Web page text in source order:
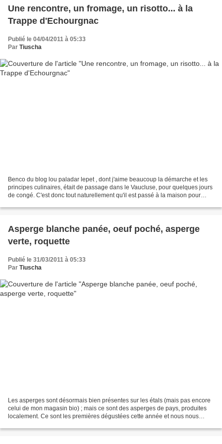
Une rencontre, un fromage, un risotto... à la
Trappe d'Echourgnac
Publié le 04/04/2011 à 05:33
Par Tiuscha
Benco du blog lou paladar lepet , dont j'aime beaucoup la démarche et les
principes culinaires, était de passage dans le Vaucluse, pour quelques jours
de congé. C'est donc tout naturellement qu'il est passé à la maison pour
Asperge blanche panée, oeuf poché, asperge
verte, roquette
Publié le 31/03/2011 à 05:33
Par Tiuscha
Les asperges sont désormais bien présentes sur les étals (mais pas encore
celui de mon magasin bio) ; mais ce sont des asperges de pays, produites
localement. Ce sont les premières dégustées cette année et nous nous